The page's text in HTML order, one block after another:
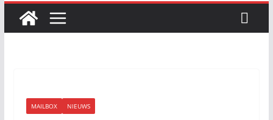
MAILBOX NIEUWS